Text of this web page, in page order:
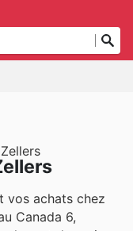
vos achats chez
Canada 6,